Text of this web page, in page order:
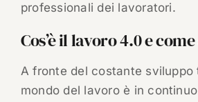
professionali dei lavoratori.
Cos’è il lavoro 4.0 e
A fronte del costante sviluppo
mondo del lavoro è in